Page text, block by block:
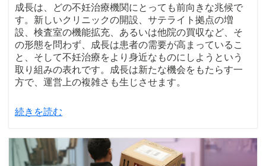
成長は、どの不妊治療機関にとっても前向きな兆候で
す。新しいクリニックの開設、サテライト拠点の増
設、検査室の機能拡充、あるいは他院の買収など、そ
の形態を問わず、成長は患者の需要が高まっているこ
と、そして不妊治療をより身近なものにしようという
取り組みの表れです。成長は新たな機会をもたらす一
方で、運営上の複雑さも生じさせます。
続きを読む